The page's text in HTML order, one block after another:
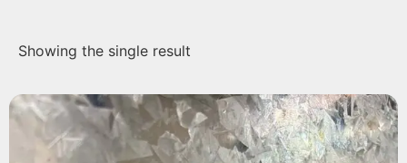
Showing the single result